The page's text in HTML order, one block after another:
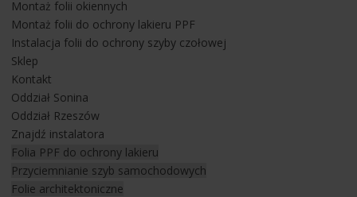
Montaż folii okiennych
Montaż folii do ochrony lakieru PPF
Instalacja folii do ochrony szyby czołowej
Sklep
Kontakt
Oddział Sonina
Oddział Rzeszów
Znajdź instalatora
Folia PPF do ochrony lakieru
Przyciemnianie szyb samochodowych
Folie architektoniczne
Jeżeli zamierzasz wykonać zabezpieczenie lakieru w swoim
samochodzie bezbarwną folią ochronną PPF lub przyciemnić,
dociemnić szyby auta napisz do nas lub zadzwoń. Zajmujemy
się od wielu lat profesjonalnie zabezpieczeniem samochodów
foliami samochodowymi niezależnie od marki, modelu i typu
nadwozia. Aby się o tym przekonać zapraszamy do
KONTAKTU. Napisz do nas, zadzwoń i umów się na wizytę w
salonie. Sprawdź również nasze realizacje z montażu folii
samochodowych.